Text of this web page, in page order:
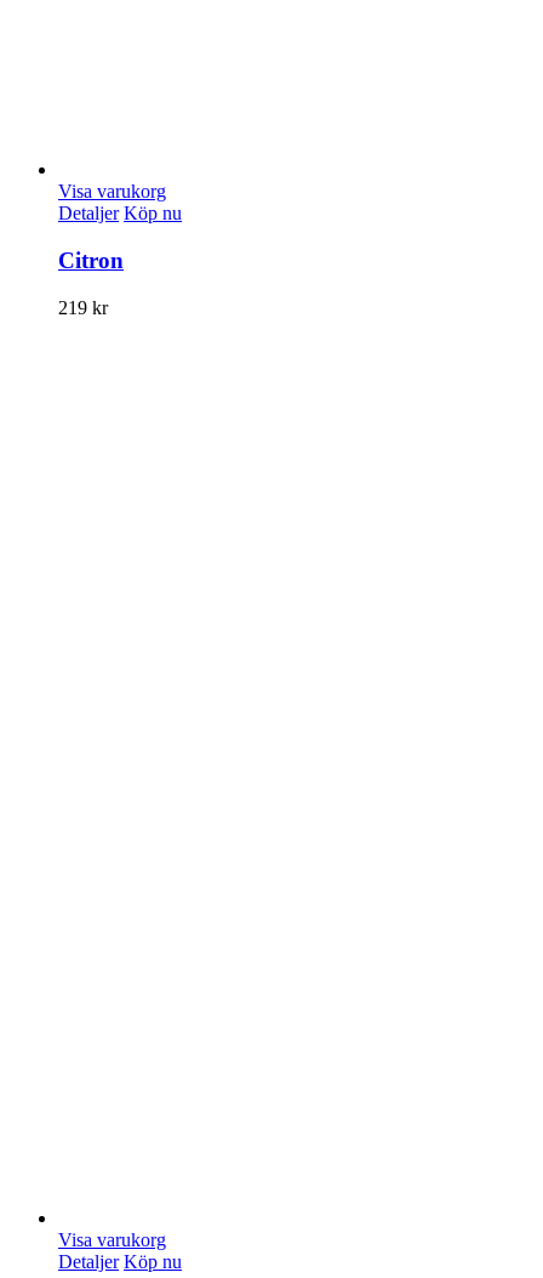
Visa varukorg
Detaljer Köp nu
Citron
219 kr
Visa varukorg
Detaljer Köp nu